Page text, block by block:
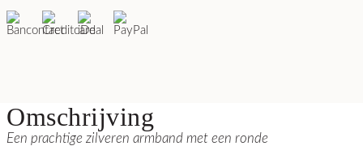
Omschrijving
Een prachtige zilveren armband met een ronde